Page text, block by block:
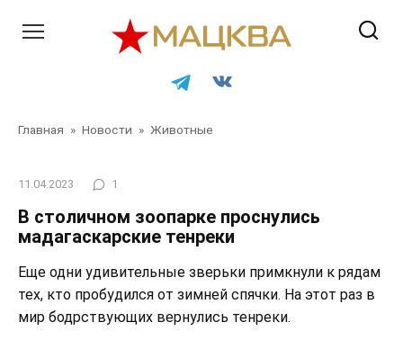
Главная » Новости » Животные
11.04.2023 1
В столичном зоопарке проснулись
мадагаскарские тенреки
Еще одни удивительные зверьки примкнули к рядам
тех, кто пробудился от зимней спячки. На этот раз в
мир бодрствующих вернулись тенреки.